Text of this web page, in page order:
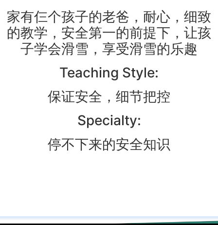
家有仨个孩子的老爸，耐心，细致
的教学，安全第一的前提下，让孩
子学会滑雪，享受滑雪的乐趣
Teaching Style:
保证安全，细节把控
Specialty:
停不下来的安全知识